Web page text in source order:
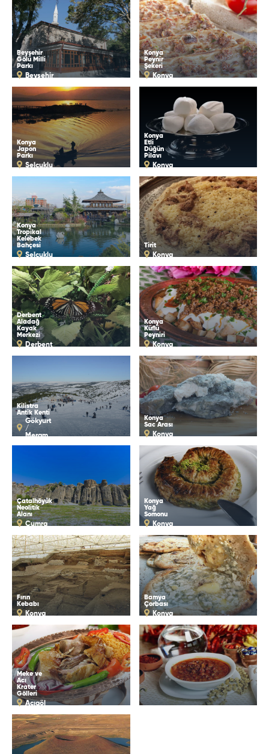
Beyşehir
Gölü Milli
Parkı
Beyşehir
Konya
Peynir
Şekeri
Konya
Konya
Japon
Parkı
Selçuklu
Konya
Etli
Düğün
Pilavı
Konya
Konya
Tropikal
Kelebek
Bahçesi
Selçuklu
Tirit
Konya
Derbent
Aladağ
Kayak
Merkezi
Derbent
Konya
Küflü
Peyniri
Konya
Kilistra
Antik Kenti
Gökyurt
/
Meram
Konya
Sac Arası
Konya
Çatalhöyük
Neolitik
Alanı
Çumra
Konya
Yağ
Somonu
Konya
Fırın
Kebabı
Konya
Bamya
Çorbası
Konya
Meke ve
Acı
Krater
Gölleri
Acıgöl